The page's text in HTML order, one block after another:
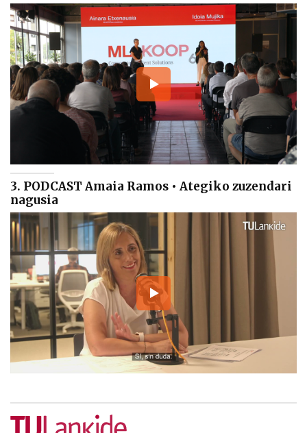
3. PODCAST Amaia Ramos • Ategiko zuzendari
nagusia